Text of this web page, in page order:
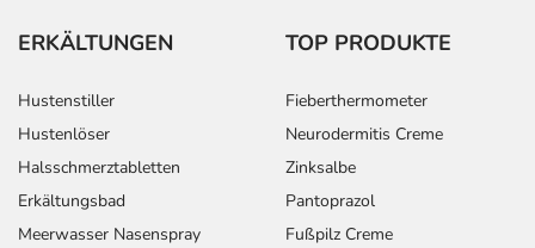
ERKÄLTUNGEN
Hustenstiller
Hustenlöser
Halsschmerztabletten
Erkältungsbad
Meerwasser Nasenspray
TOP PRODUKTE
Fieberthermometer
Neurodermitis Creme
Zinksalbe
Pantoprazol
Fußpilz Creme